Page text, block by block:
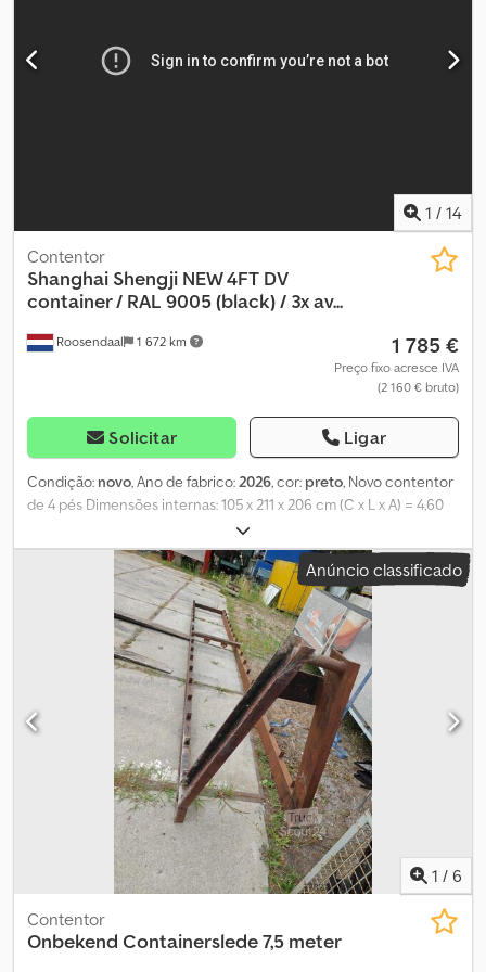
1 / 14
Roosendaal 1 672 km
Contentor
Shanghai Shengji NEW 4FT DV
container / RAL 9005 (black) / 3x av...
1 785 €
Preço fixo acresce IVA
(2 160 € bruto)
Solicitar Ligar
Condição: novo, Ano de fabrico:2026, cor: preto, Novo contentor
de 4 pés Dimensões internas: 105 x 211 x 206 cm (C x L x A) = 4,60
m³ Cor: Preto (RAL 9005) Disponíveis: 3 unidades = Mais
informações = Informações gerais Ano de fabrico: Março de 2026
Csdozqywbepfx Ai Asha Modelo: 2026 Dimensões Dimensões (C x
L x A): 120 x 220 x 226 cm Pesos Peso em vazio: 670 kg Carga útil:
2.330 kg Peso bruto: 3.000 kg Estado Estado geral: muito bom
Estado técnico: muito bom Estado estético: muito bom
Segurança do produto Fabricante: Shanghai Shengji Mais
informações Para obter mais informações, contacte Arne
Honingh.
Anúncio classificado
1 / 6
Contentor
Onbekend Containerslede 7,5 meter